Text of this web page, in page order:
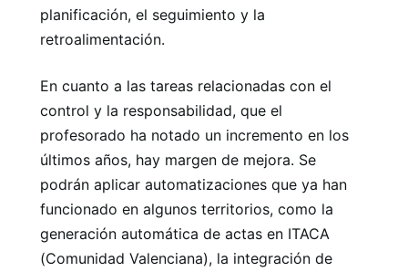
planificación, el seguimiento y la
retroalimentación.
En cuanto a las tareas relacionadas con el
control y la responsabilidad, que el
profesorado ha notado un incremento en los
últimos años, hay margen de mejora. Se
podrán aplicar automatizaciones que ya han
funcionado en algunos territorios, como la
generación automática de actas en ITACA
(Comunidad Valenciana), la integración de